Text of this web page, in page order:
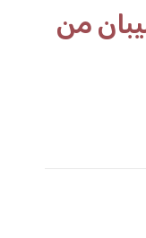
من